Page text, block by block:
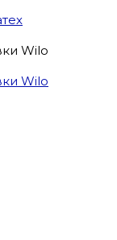
Wilo
Wilo